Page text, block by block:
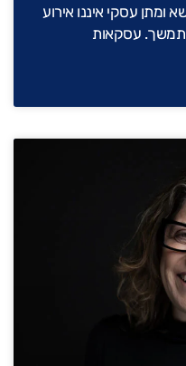
ומתן עסקי איננו אירוע
עסקאות